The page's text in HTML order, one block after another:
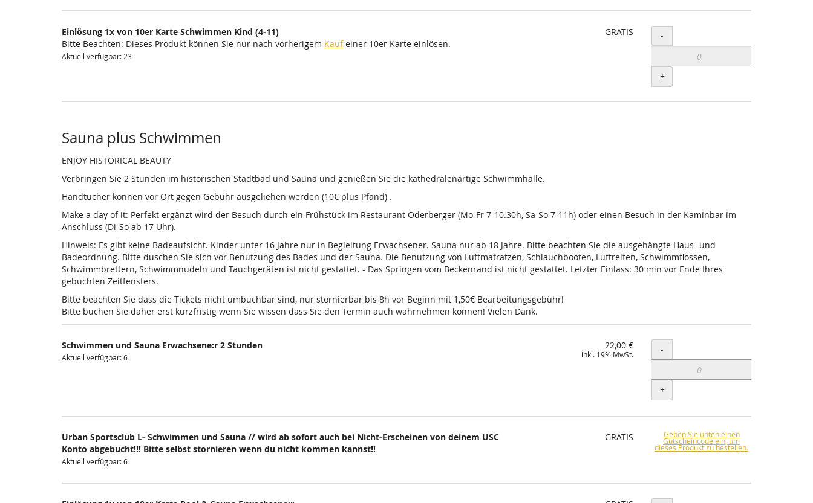
Einlösung 1x von 10er Karte Schwimmen Kind (4-11)
Bitte Beachten: Dieses Produkt können Sie nur nach vorherigem Kaufeiner 10er Karte einlösen.
Aktuell verfügbar: 23
GRATIS Menge
-
+
Sauna plus Schwimmen
ENJOY HISTORICAL BEAUTY
Verbringen Sie 2 Stunden im historischen Stadtbad und Sauna und genießen Sie die kathedralenartige Schwimmhalle.
Handtücher können vor Ort gegen Gebühr ausgeliehen werden (10€ plus Pfand) .
Make a day of it: Perfekt ergänzt wird der Besuch durch ein Frühstück im Restaurant Oderberger (Mo-Fr 7-10.30h, Sa-So 7-11h) oder einen Besuch in der Kaminbar im
Anschluss (Di-So ab 17 Uhr).
Hinweis: Es gibt keine Badeaufsicht. Kinder unter 16 Jahre nur in Begleitung Erwachsener. Sauna nur ab 18 Jahre. Bitte beachten Sie die ausgehängte Haus- und
Badeordnung. Bitte duschen Sie sich vor Benutzung des Bades und der Sauna. Die Benutzung von Luftmatratzen, Schlauchbooten, Luftreifen, Schwimmflossen,
Schwimmbrettern, Schwimmnudeln und Tauchgeräten ist nicht gestattet. - Das Springen vom Beckenrand ist nicht gestattet. Letzter Einlass: 30 min vor Ende Ihres
gebuchten Zeitfensters.
Bitte beachten Sie dass die Tickets nicht umbuchbar sind, nur stornierbar bis 8h vor Beginn mit 1,50€ Bearbeitungsgebühr!
Bitte buchen Sie daher erst kurzfristig wenn Sie wissen dass Sie den Termin auch wahrnehmen können! Vielen Dank.
Schwimmen und Sauna Erwachsene:r 2 Stunden
Aktuell verfügbar: 6
22,00 €
inkl. 19% MwSt. Menge
-
+
Urban Sportsclub L- Schwimmen und Sauna // wird ab sofort auch bei Nicht-Erscheinen von deinem USC
Konto abgebucht!!! Bitte selbst stornieren wenn du nicht kommen kannst!!
Aktuell verfügbar: 6
GRATIS Geben Sie unten einen
Gutscheincode ein, um
dieses Produkt zu bestellen.